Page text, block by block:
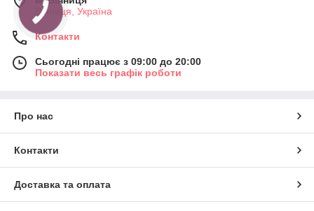
Вінниця, Україна
Контакти
Сьогодні працює з 09:00 до 20:00
Показати весь графік роботи
Про нас
Контакти
Доставка та оплата